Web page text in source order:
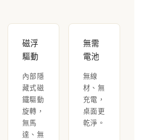
磁浮
驅動
內部隱
藏式磁
鐵驅動
旋轉，
無馬
達、無
無需
電池
無線
材、無
充電，
桌面更
乾淨。